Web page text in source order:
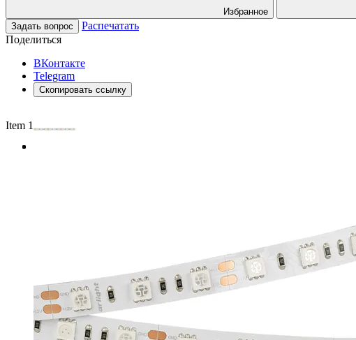
Избранное
Задать вопрос
Распечатать
Поделиться
ВКонтакте
Telegram
Скопировать ссылку
Item 1 of 4